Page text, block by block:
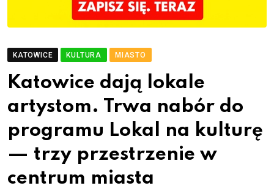
KATOWICE KULTURA MIASTO
Katowice dają lokale
artystom. Trwa nabór do
programu Lokal na kulturę
— trzy przestrzenie w
centrum miasta